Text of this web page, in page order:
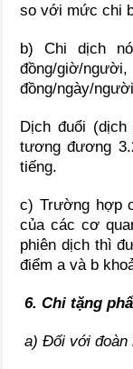
so với mức chi
b) Chi dịch
đồng/giờ/
đồng/ngày/
Dịch đuổi (dịch
tương đương
tiếng.
c) Trường hợp
của các cơ
phiên dịch thì
điểm a và b
6. Chi tặng
a) Đối với đoàn